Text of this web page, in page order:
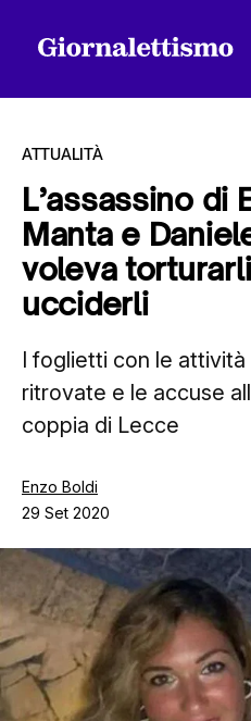
Tutti gli articoli
Contatti
ATTUALITÀ
L’assassino di
Manta e
voleva
ucciderli
I foglietti con le
ritrovate e le accuse
coppia di Lecce
Enzo Boldi
29 Set 2020